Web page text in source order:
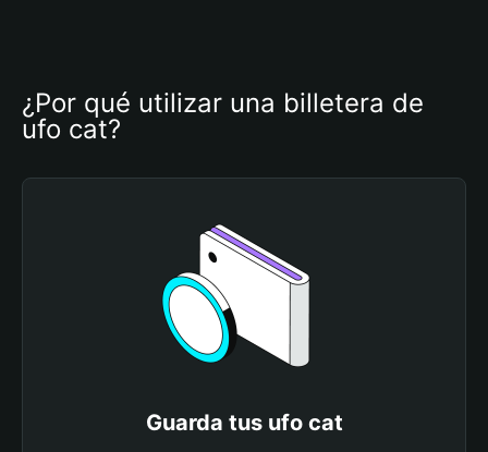
¿Por qué utilizar una billetera de
ufo cat?
Guarda tus ufo cat